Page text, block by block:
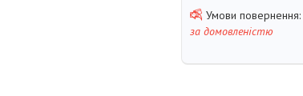
за домовленістю